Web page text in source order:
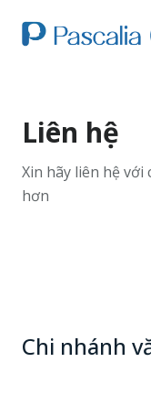
Liên hệ
Xin hãy liên hệ
hơn
Chi nhánh